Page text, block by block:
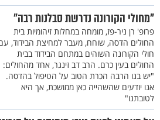
"מחולי הקורונה נדרשת סבלנות רבה"
פרופ' רן ניר-פז, מומחה במחלות זיהומיות בית
החולים הדסה, שוחח, מעבר למחיצת הבידוד,
חולי הקורונה השוהים במתחם הבידוד בבית
החולים בעין כרם. הרב דב זינגר, אחד מהחולים:
"יש בנו הרבה הכרת הטוב על הטיפול בהדסה.
אנו יודעים שהשהייה כאן ממושכת, אך היא
לטובתנו"